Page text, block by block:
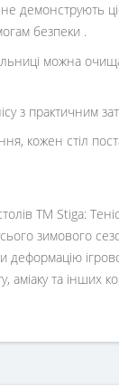
демонструють
безпеки .
можна
з практичним
кожен стіл
ТМ Stiga:
зимового
та інших